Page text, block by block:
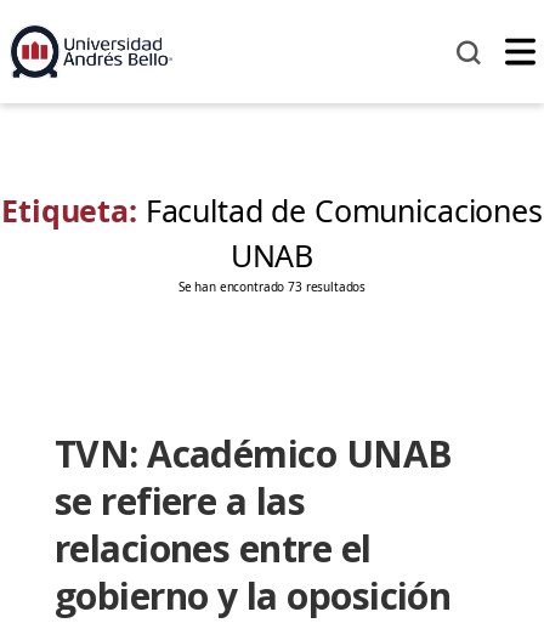
Etiqueta: Facultad de Comunicaciones
UNAB
Se han encontrado 73 resultados
TVN: Académico UNAB
se refiere a las
relaciones entre el
gobierno y la oposición